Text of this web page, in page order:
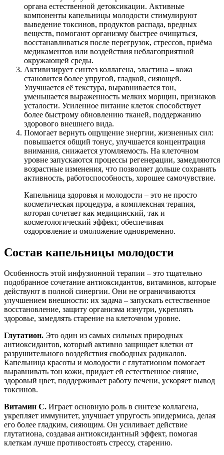
органа естественной детоксикации. Активные
компоненты капельницы молодости стимулируют
выведение токсинов, продуктов распада, вредных
веществ, помогают организму быстрее очищаться,
восстанавливаться после перегрузок, стрессов, приёма
медикаментов или воздействия неблагоприятной
окружающей среды.
Активизирует синтез коллагена, эластина – кожа
становится более упругой, гладкой, сияющей.
Улучшается её текстура, выравнивается тон,
уменьшается выраженность мелких морщин, признаков
усталости. Усиленное питание клеток способствует
более быстрому обновлению тканей, поддержанию
здорового внешнего вида.
Помогает вернуть ощущение энергии, жизненных сил:
повышается общий тонус, улучшается концентрация
внимания, снижается утомляемость. На клеточном
уровне запускаются процессы регенерации, замедляются
возрастные изменения, что позволяет дольше сохранять
активность, работоспособность, хорошее самочувствие.
Капельница здоровья и молодости – это не просто
косметическая процедура, а комплексная терапия,
которая сочетает как медицинский, так и
косметологический эффект, обеспечивая
оздоровление и омоложение одновременно.
Состав капельницы молодости
Особенность этой инфузионной терапии – это тщательно
подобранное сочетание антиоксидантов, витаминов, которые
действуют в полной синергии. Они не ограничиваются
улучшением внешности: их задача – запускать естественное
восстановление, защиту организма изнутри, укреплять
здоровье, замедлять старение на клеточном уровне.
Глутатион. Это один из самых сильных природных
антиоксидантов, который активно защищает клетки от
разрушительного воздействия свободных радикалов.
Капельница красоты и молодости с глутатионом помогает
выравнивать тон кожи, придает ей естественное сияние,
здоровый цвет, поддерживает работу печени, ускоряет вывод
токсинов.
Витамин С. Играет основную роль в синтезе коллагена,
укрепляет иммунитет, улучшает упругость эпидермиса, делая
его более гладким, сияющим. Он усиливает действие
глутатиона, создавая антиоксидантный эффект, помогая
клеткам лучше противостоять стрессу, старению.